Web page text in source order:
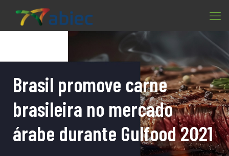
Brasil promove carne
brasileira no mercado
árabe durante Gulfood 2021